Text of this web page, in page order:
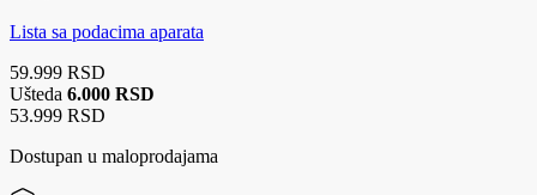
Lista sa podacima aparata
59.999 RSD
Ušteda 6.000 RSD
53.999 RSD
Dostupan u maloprodajama